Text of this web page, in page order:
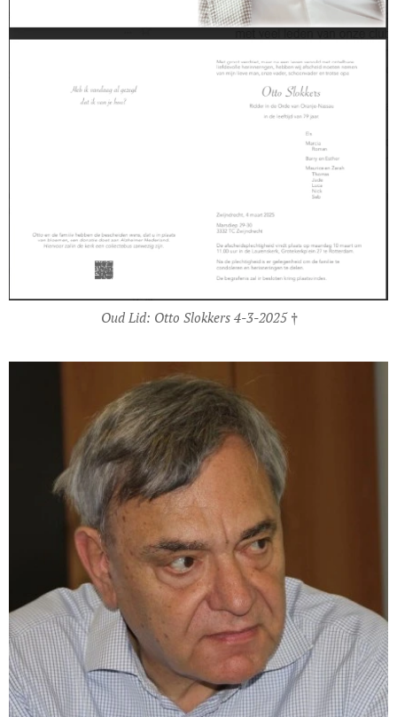
Oud Lid: Otto Slokkers 4-3-2025 †